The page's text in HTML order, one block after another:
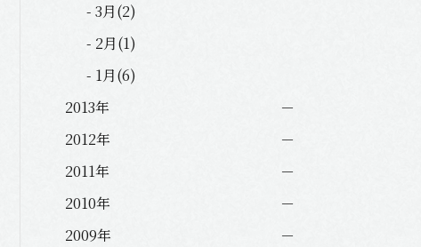
- 3月(2)
- 2月(1)
- 1月(6)
2013年
2012年
2011年
2010年
2009年